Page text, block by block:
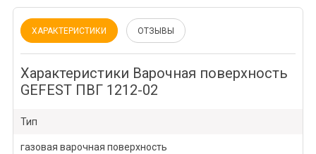
ХАРАКТЕРИСТИКИ ОТЗЫВЫ
Характеристики Варочная поверхность
GEFEST ПВГ 1212-02
Тип
газовая варочная поверхность